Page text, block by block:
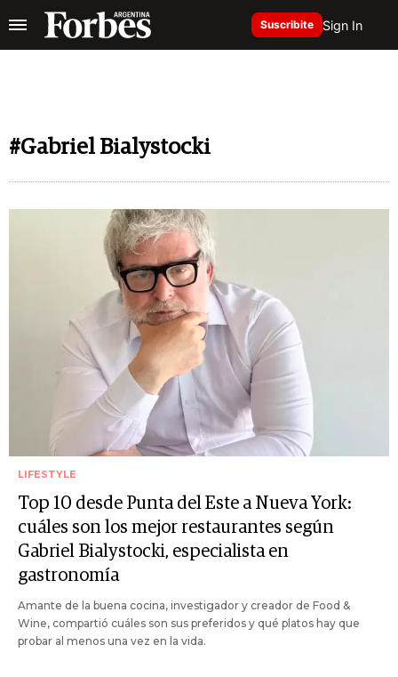
Suscribite Sign In
#Gabriel Bialystocki
LIFESTYLE
Top 10 desde Punta del Este a Nueva York:
cuáles son los mejor restaurantes según
Gabriel Bialystocki, especialista en
gastronomía
Amante de la buena cocina, investigador y creador de Food &
Wine, compartió cuáles son sus preferidos y qué platos hay que
probar al menos una vez en la vida.